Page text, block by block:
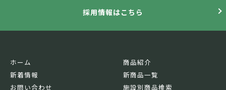
採用情報はこちら
ホーム
新着情報
お問い合わせ
商品紹介
新商品一覧
施設別商品検索